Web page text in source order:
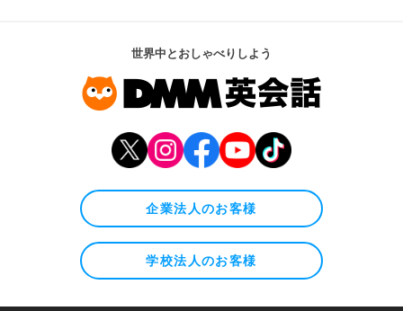
世界中とおしゃべりしよう
企業法人のお客様
学校法人のお客様